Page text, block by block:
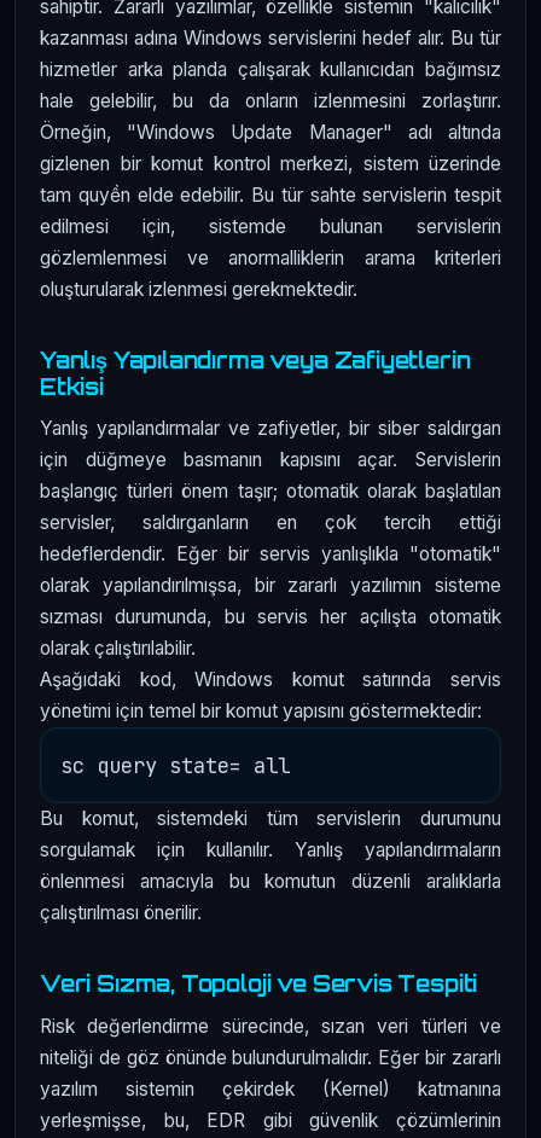
sahiptir. Zararlı yazılımlar, özellikle sistemin "kalıcılık"
kazanması adına Windows servislerini hedef alır. Bu tür
hizmetler arka planda çalışarak kullanıcıdan bağımsız
hale gelebilir, bu da onların izlenmesini zorlaştırır.
Örneğin, "Windows Update Manager" adı altında
gizlenen bir komut kontrol merkezi, sistem üzerinde
tam quyền elde edebilir. Bu tür sahte servislerin tespit
edilmesi için, sistemde bulunan servislerin
gözlemlenmesi ve anormalliklerin arama kriterleri
oluşturularak izlenmesi gerekmektedir.
Yanlış Yapılandırma veya Zafiyetlerin
Etkisi
Yanlış yapılandırmalar ve zafiyetler, bir siber saldırgan
için düğmeye basmanın kapısını açar. Servislerin
başlangıç türleri önem taşır; otomatik olarak başlatılan
servisler, saldırganların en çok tercih ettiği
hedeflerdendir. Eğer bir servis yanlışlıkla "otomatik"
olarak yapılandırılmışsa, bir zararlı yazılımın sisteme
sızması durumunda, bu servis her açılışta otomatik
olarak çalıştırılabilir.
Aşağıdaki kod, Windows komut satırında servis
yönetimi için temel bir komut yapısını göstermektedir:
Bu komut, sistemdeki tüm servislerin durumunu
sorgulamak için kullanılır. Yanlış yapılandırmaların
önlenmesi amacıyla bu komutun düzenli aralıklarla
çalıştırılması önerilir.
Veri Sızma, Topoloji ve Servis Tespiti
Risk değerlendirme sürecinde, sızan veri türleri ve
niteliği de göz önünde bulundurulmalıdır. Eğer bir zararlı
yazılım sistemin çekirdek (Kernel) katmanına
yerleşmişse, bu, EDR gibi güvenlik çözümlerinin